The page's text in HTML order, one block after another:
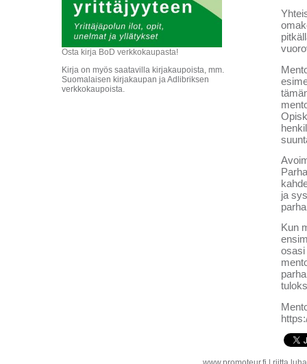
ja
Kun
osasi
Osta kirja BoD verkkokaupasta!
Kirja on myös saatavilla kirjakaupoista, mm.
Suomalaisen kirjakaupan ja Adlibriksen
verkkokaupoista.